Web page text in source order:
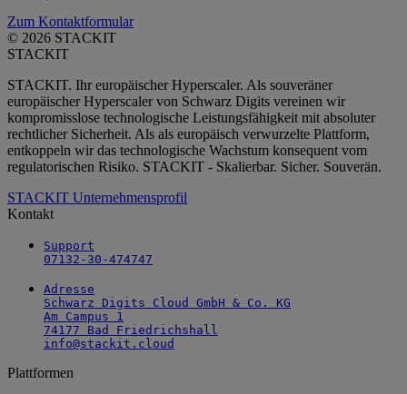
Zum Kontaktformular
© 2026 STACKIT
STACKIT
STACKIT. Ihr europäischer Hyperscaler. Als souveräner
europäischer Hyperscaler von Schwarz Digits vereinen wir
kompromisslose technologische Leistungsfähigkeit mit absoluter
rechtlicher Sicherheit. Als als europäisch verwurzelte Plattform,
entkoppeln wir das technologische Wachstum konsequent vom
regulatorischen Risiko. STACKIT - Skalierbar. Sicher. Souverän.
STACKIT Unternehmensprofil
Kontakt
Support
07132-30-474747
Adresse
Schwarz Digits Cloud GmbH & Co. KG
Am Campus 1
74177 Bad Friedrichshall
info@stackit.cloud
Plattformen